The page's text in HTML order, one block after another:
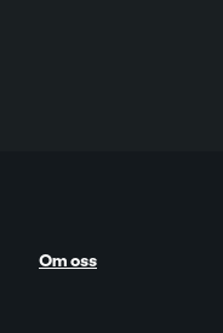
Om oss